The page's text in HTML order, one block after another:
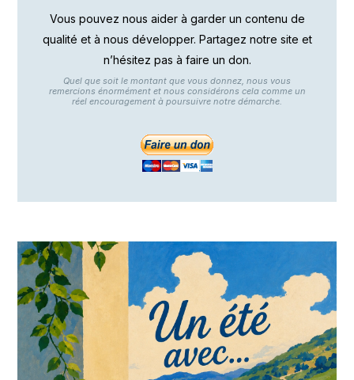
Vous pouvez nous aider à garder un contenu de
qualité et à nous développer. Partagez notre site et
n’hésitez pas à faire un don.
Quel que soit le montant que vous donnez, nous vous
remercions énormément et nous considérons cela comme un
réel encouragement à poursuivre notre démarche.